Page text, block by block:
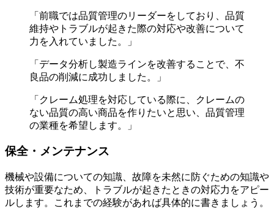
「前職では品質管理のリーダーをしており、品質
維持やトラブルが起きた際の対応や改善について
力を入れていました。」
「データ分析し製造ラインを改善することで、不
良品の削減に成功しました。」
「クレーム処理を対応している際に、クレームの
ない品質の高い商品を作りたいと思い、品質管理
の業種を希望します。」
保全・メンテナンス
機械や設備についての知識、故障を未然に防ぐための知識や
技術が重要なため、トラブルが起きたときの対応力をアピー
ルします。これまでの経験があれば具体的に書きましょう。